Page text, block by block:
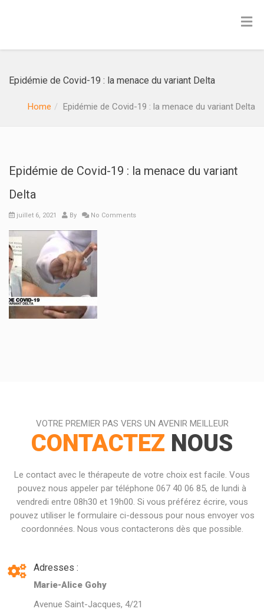
Epidémie de Covid-19 : la menace du variant Delta
Home Epidémie de Covid-19 : la menace du variant Delta
Epidémie de Covid-19 : la menace du variant
Delta
juillet 6, 2021 By No Comments
VOTRE PREMIER PAS VERS UN AVENIR MEILLEUR
CONTACTEZ NOUS
Le contact avec le thérapeute de votre choix est facile. Vous
pouvez nous appeler par téléphone 067 40 06 85, de lundi à
vendredi entre 08h30 et 19h00. Si vous préférez écrire, vous
pouvez utiliser le formulaire ci-dessous pour nous envoyer vos
coordonnées. Nous vous contacterons dès que possible.
Adresses :
Marie-Alice Gohy
Avenue Saint-Jacques, 4/21